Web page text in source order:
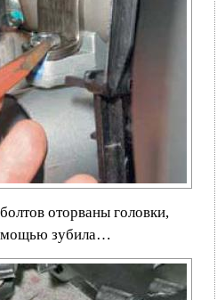
оторваны головки,
зубила…